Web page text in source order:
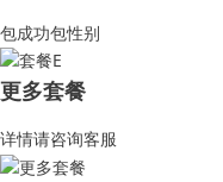
包成功包性别
更多套餐
详情请咨询客服